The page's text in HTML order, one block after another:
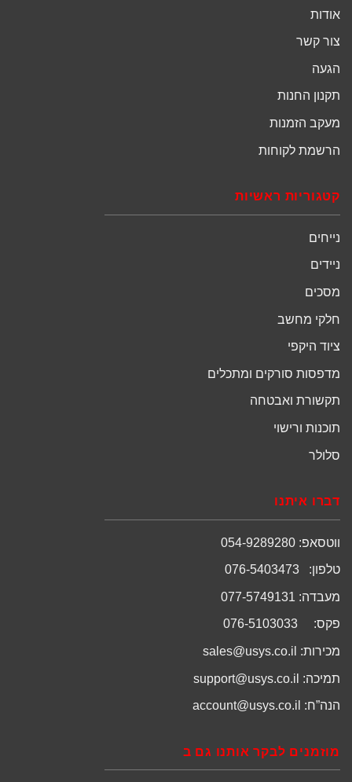
אודות
צור קשר
הגעה
תקנון החנות
מעקב הזמנות
הרשמת לקוחות
קטגוריות ראשיות
נייחים
ניידים
מסכים
חלקי מחשב
ציוד היקפי
מדפסות סורקים ומתכלים
תקשורת ואבטחה
תוכנות ורישוי
סלולר
דברו איתנו
ווטסאפ: 054-9289280
טלפון: 076-5403473
מעבדה: 077-5749131
פקס: 076-5103033
מכירות: sales@usys.co.il
תמיכה: support@usys.co.il
הנה”ח: account@usys.co.il
מוזמנים לבקר אותנו גם ב